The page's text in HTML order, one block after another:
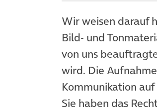
Wir weisen darauf
Bild- und
von uns
wird. Die
Kommunikation
Sie haben das